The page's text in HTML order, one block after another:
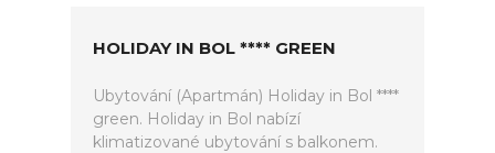
HOLIDAY IN BOL **** GREEN
Ubytování (Apartmán) Holiday in Bol ****
green. Holiday in Bol nabízí
klimatizované ubytování s balkonem.